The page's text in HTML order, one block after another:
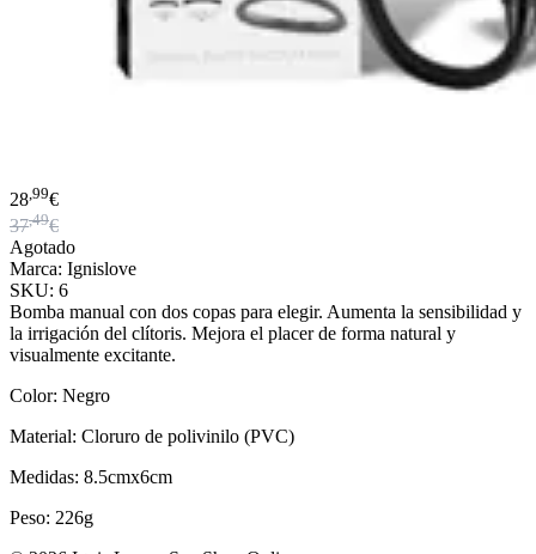
28 ,99€
37,49€
Agotado
Marca: Ignislove
SKU: 6
Bomba manual con dos copas para elegir. Aumenta la sensibilidad y
la irrigación del clítoris. Mejora el placer de forma natural y
visualmente excitante.
Color: Negro
Material: Cloruro de polivinilo (PVC)
Medidas: 8.5cmx6cm
Peso: 226g